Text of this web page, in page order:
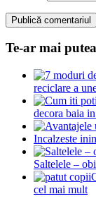
Te-ar mai
reciclare a
decora baia
Incalzeste
Saltelele –
cel mai mult